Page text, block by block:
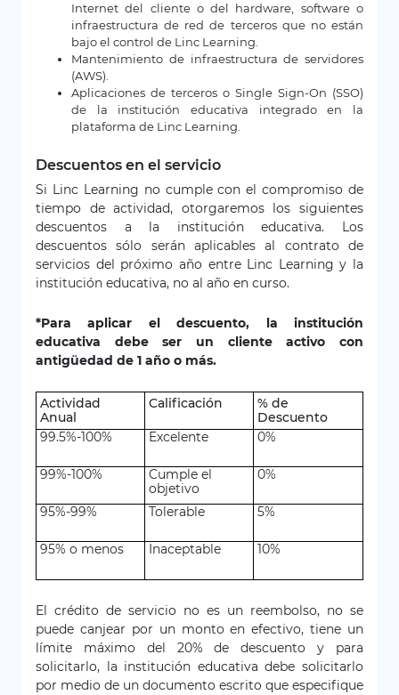
Internet del cliente o del hardware, software o
infraestructura de red de terceros que no están
bajo el control de Linc Learning.
Mantenimiento de infraestructura de servidores
(AWS).
Aplicaciones de terceros o Single Sign-On (SSO)
de la institución educativa integrado en la
plataforma de Linc Learning.
Descuentos en el servicio
Si Linc Learning no cumple con el compromiso de
tiempo de actividad, otorgaremos los siguientes
descuentos a la institución educativa. Los
descuentos sólo serán aplicables al contrato de
servicios del próximo año entre Linc Learning y la
institución educativa, no al año en curso.
*Para aplicar el descuento, la institución
educativa debe ser un cliente activo con
antigüedad de 1 año o más.
Actividad
Anual
99.5%-100%
99%-100%
95%-99%
95% o menos
Calificación
Excelente
Cumple el
objetivo
Tolerable
Inaceptable
% de
Descuento
0%
0%
5%
10%
El crédito de servicio no es un reembolso, no se
puede canjear por un monto en efectivo, tiene un
límite máximo del 20% de descuento y para
solicitarlo, la institución educativa debe solicitarlo
por medio de un documento escrito que especifique